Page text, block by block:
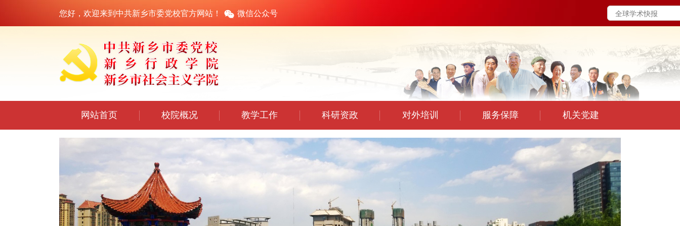
您好，欢迎来到中共新乡市委党校官方网站！ 微信公众号
网站首页 校院概况 教学工作 科研资政 对外培训 服务保障 机关党建